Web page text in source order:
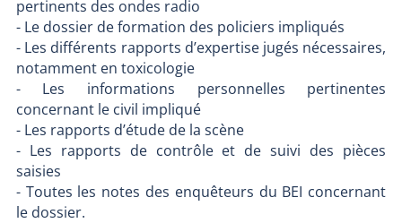
pertinents des ondes radio
- Le dossier de formation des policiers impliqués
- Les différents rapports d’expertise jugés nécessaires,
notamment en toxicologie
- Les informations personnelles pertinentes
concernant le civil impliqué
- Les rapports d’étude de la scène
- Les rapports de contrôle et de suivi des pièces
saisies
- Toutes les notes des enquêteurs du BEI concernant
le dossier.